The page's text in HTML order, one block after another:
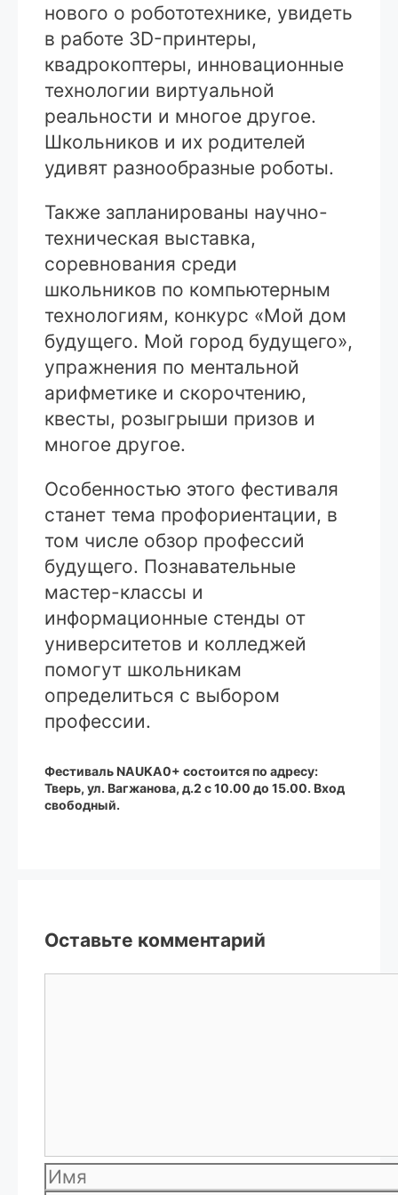
нового о робототехнике, увидеть
в работе 3D-принтеры,
квадрокоптеры, инновационные
технологии виртуальной
реальности и многое другое.
Школьников и их родителей
удивят разнообразные роботы.
Также запланированы научно-
техническая выставка,
соревнования среди
школьников по компьютерным
технологиям, конкурс «Мой дом
будущего. Мой город будущего»,
упражнения по ментальной
арифметике и скорочтению,
квесты, розыгрыши призов и
многое другое.
Особенностью этого фестиваля
станет тема профориентации, в
том числе обзор профессий
будущего. Познавательные
мастер-классы и
информационные стенды от
университетов и колледжей
помогут школьникам
определиться с выбором
профессии.
Фестиваль NAUKA0+ состоится по адресу:
Тверь, ул. Вагжанова, д.2 с 10.00 до 15.00. Вход
свободный.
Оставьте комментарий
Имя